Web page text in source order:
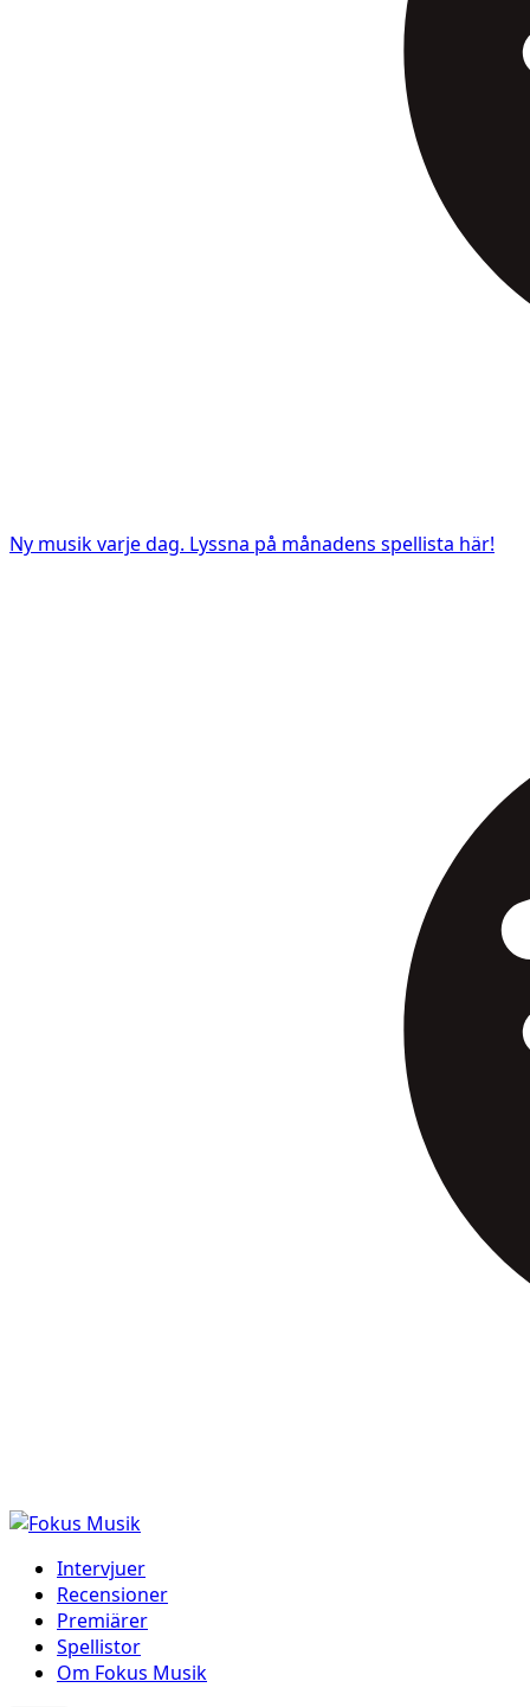
Ny musik varje dag. Lyssna på månadens spellista här!
Intervjuer
Recensioner
Premiärer
Spellistor
Om Fokus Musik